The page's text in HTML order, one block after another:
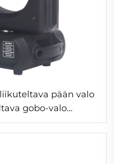
pään valo
gobo-valo